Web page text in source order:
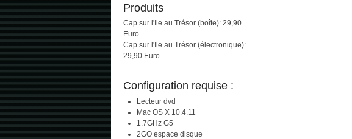
Produits
Cap sur l'Ile au Trésor (boîte): 29,90
Euro
Cap sur l'Ile au Trésor (électronique):
29,90 Euro
Configuration requise :
Lecteur dvd
Mac OS X 10.4.11
1.7GHz G5
2GO espace disque